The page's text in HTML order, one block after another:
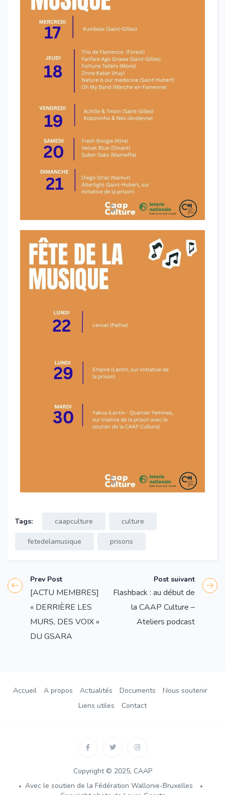
Tags: caapculture culture
fetedelamusique prisons
Prev Post
[ACTU MEMBRES]
« DERRIÈRE LES
MURS, DES VOIX »
DU GSARA
Post suivant
Flashback : au début de
la CAAP Culture –
Ateliers podcast
Accueil A propos Actualités Documents
Nous soutenir
Liens utiles
Contact
Copyright © 2025, CAAP
Avec le soutien de la Fédération Wallonie-Bruxelles